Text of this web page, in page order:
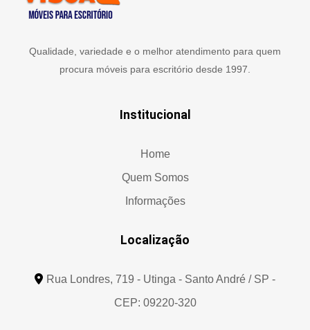
Qualidade, variedade e o melhor atendimento para quem
procura móveis para escritório desde 1997.
Institucional
Home
Quem Somos
Informações
Localização
Rua Londres, 719 - Utinga - Santo André / SP -
CEP: 09220-320